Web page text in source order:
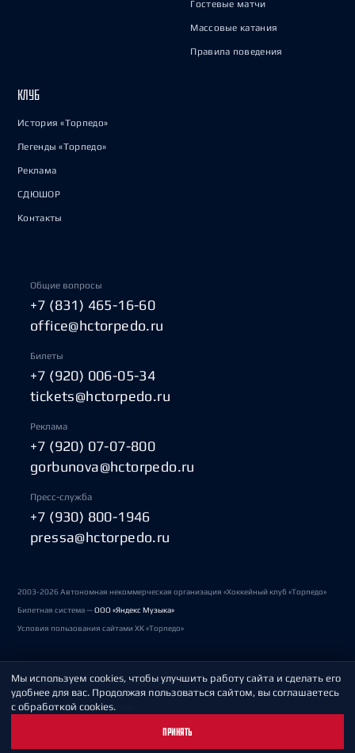
Гостевые матчи
Массовые катания
Правила поведения
КЛУБ
История «Торпедо»
Легенды «Торпедо»
Реклама
СДЮШОР
Контакты
Общие вопросы
+7 (831) 465-16-60
office@hctorpedo.ru
Билеты
+7 (920) 006-05-34
tickets@hctorpedo.ru
Реклама
+7 (920) 07-07-800
gorbunova@hctorpedo.ru
Пресс-служба
+7 (930) 800-1946
pressa@hctorpedo.ru
2003-2026 Автономная некоммерческая организация «Хоккейный клуб «Торпедо»
Билетная система —ООО «Яндекс Музыка»
Условия пользования сайтами ХК «Торпедо»
Политика обработки персональных данных
Пользовательское соглашение
Мы используем cookies, чтобы улучшить работу сайта и сделать его
удобнее для вас. Продолжая пользоваться сайтом, вы соглашаетесь
с обработкой cookies.
ПРИНЯТЬ